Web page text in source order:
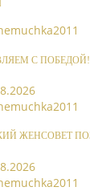
С ПОБЕДОЙ!
ЖЕНСОВЕТ